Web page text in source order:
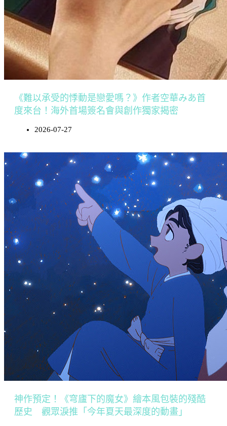
《難以承受的悸動是戀愛嗎？》作者空華みあ首
度來台！海外首場簽名會與創作獨家揭密
2026-07-27
神作預定！《穹廬下的魔女》繪本風包裝的殘酷
歷史 觀眾淚推「今年夏天最深度的動畫」